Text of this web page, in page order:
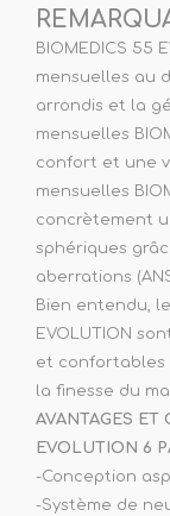
BIOMEDICS 55
mensuelles au
arrondis et la
mensuelles
confort et une
mensuelles
concrètement
sphériques
aberrations
Bien entendu,
EVOLUTION
et confortables
la finesse du
AVANTAGES ET
EVOLUTION 6
-Conception
-Système de